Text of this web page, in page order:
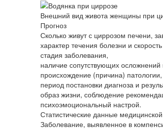
Внешний вид живота женщины при
Прогноз
Сколько живут с циррозом печени,
характер течения болезни и
стадия заболевания,
наличие сопутствующих осложнений
происхождение (причина) патологии,
период постановки диагноза и
образ жизни, соблюдение
психоэмоциональный настрой.
Статистические данные
Заболевание, выявленное в